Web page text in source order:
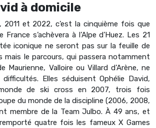
à domicile
2011 et 2022, c’est la cinquième fois que
France s’achèvera à l’Alpe d’Huez. Les 21
iconique ne seront pas sur la feuille de
mais le parcours, qui passera notamment
Maurienne, Valloire ou Villard d’Arène, ne
Elles séduisent Ophélie David,
de ski cross en 2007, trois fois
du monde de la discipline (2006, 2008,
membre de la Team Julbo. À 49 ans, et
quatre fois les fameux X Games